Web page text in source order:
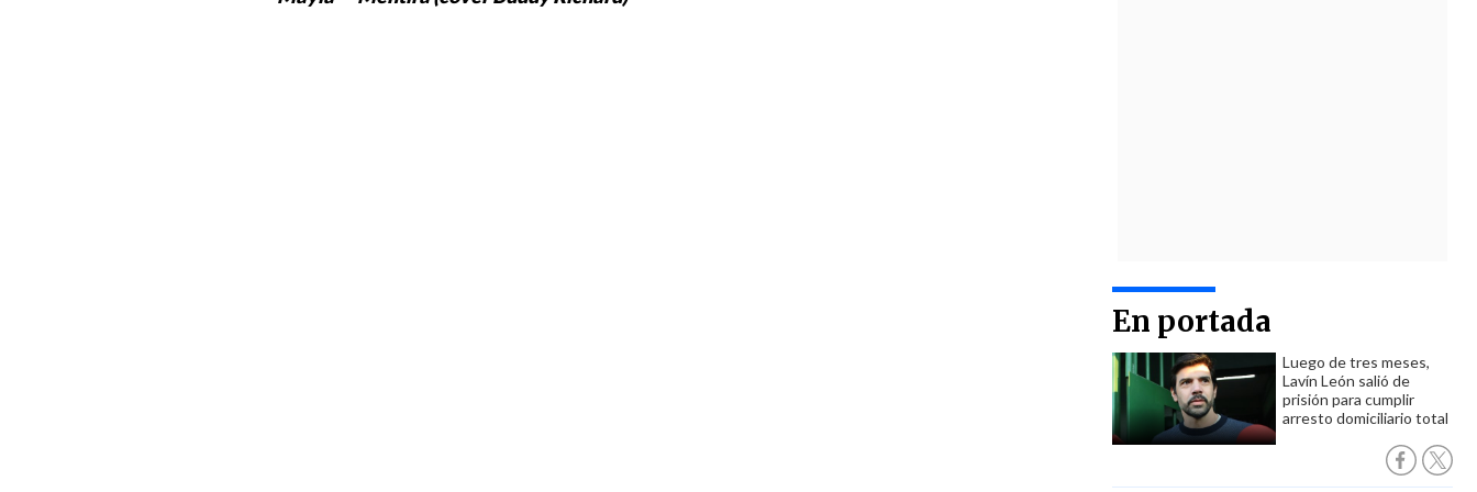
En portada
Luego de tres meses,
Lavín León salió de
prisión para cumplir
arresto domiciliario total